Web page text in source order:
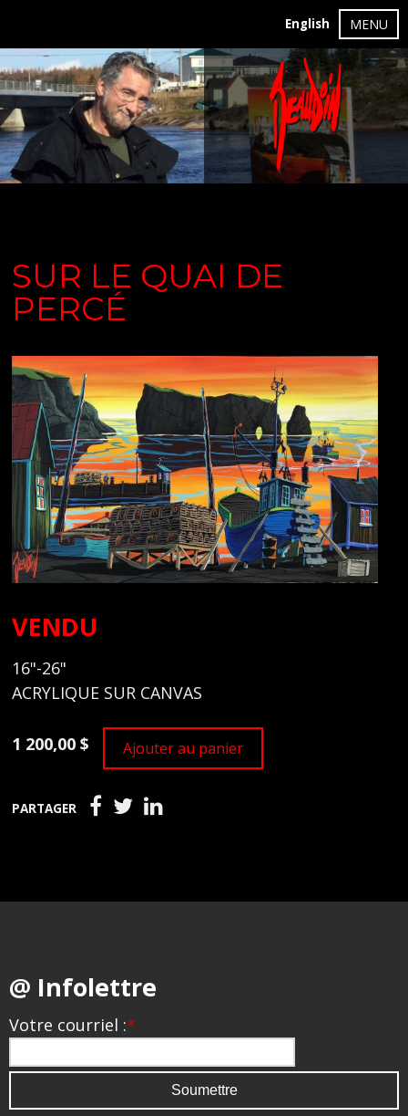
English MENU
SUR LE QUAI DE
PERCÉ
VENDU
16"-26"
ACRYLIQUE SUR CANVAS
1 200,00 $ Ajouter au panier
PARTAGER
@ Infolettre
Votre courriel :*